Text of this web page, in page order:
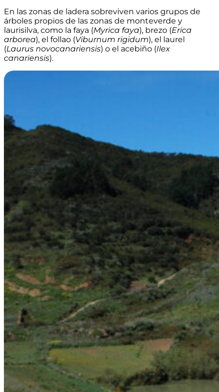
En las zonas de ladera sobreviven varios grupos de
árboles propios de las zonas de monteverde y
laurisilva, como la faya (Myrica faya), brezo (Erica
arborea), el follao (Viburnum rigidum), el laurel
(Laurus novocanariensis) o el acebiño (Ilex
canariensis).